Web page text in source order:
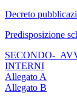
Decreto
Predisposizione
SECONDO-
INTERNI
Allegato A
Allegato B